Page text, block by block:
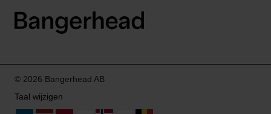
LinkedIn
© 2026 Bangerhead AB
Taal wijzigen